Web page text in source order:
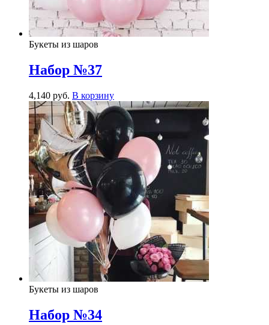
Букеты из шаров
Набор №37
4,140 руб. В корзину
Букеты из шаров
Набор №34